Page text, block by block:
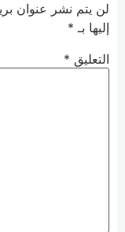
لن يتم نشر عنوان
إليها بـ *
التعليق*